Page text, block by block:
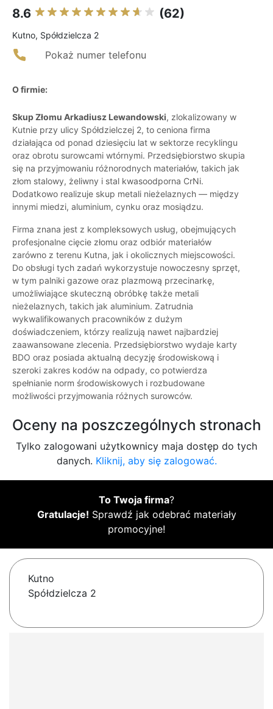
8.6 (62)
Kutno, Spółdzielcza 2
Pokaż numer telefonu
O firmie:
Skup Złomu Arkadiusz Lewandowski, zlokalizowany w
Kutnie przy ulicy Spółdzielczej 2, to ceniona firma
działająca od ponad dziesięciu lat w sektorze recyklingu
oraz obrotu surowcami wtórnymi. Przedsiębiorstwo skupia
się na przyjmowaniu różnorodnych materiałów, takich jak
złom stalowy, żeliwny i stal kwasoodporna CrNi.
Dodatkowo realizuje skup metali nieżelaznych — między
innymi miedzi, aluminium, cynku oraz mosiądzu.
Firma znana jest z kompleksowych usług, obejmujących
profesjonalne cięcie złomu oraz odbiór materiałów
zarówno z terenu Kutna, jak i okolicznych miejscowości.
Do obsługi tych zadań wykorzystuje nowoczesny sprzęt,
w tym palniki gazowe oraz plazmową przecinarkę,
umożliwiające skuteczną obróbkę także metali
nieżelaznych, takich jak aluminium. Zatrudnia
wykwalifikowanych pracowników z dużym
doświadczeniem, którzy realizują nawet najbardziej
zaawansowane zlecenia. Przedsiębiorstwo wydaje karty
BDO oraz posiada aktualną decyzję środowiskową i
szeroki zakres kodów na odpady, co potwierdza
spełnianie norm środowiskowych i rozbudowane
możliwości przyjmowania różnych surowców.
Oceny na poszczególnych stronach
Tylko zalogowani użytkownicy maja dostęp do tych
danych. Kliknij, aby się zalogować.
To Twoja firma?
Gratulacje! Sprawdź jak odebrać materiały
promocyjne!
Kutno
Spółdzielcza 2